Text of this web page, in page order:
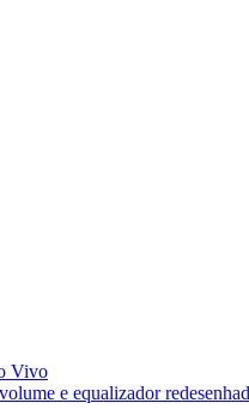
Vivo
e equalizador